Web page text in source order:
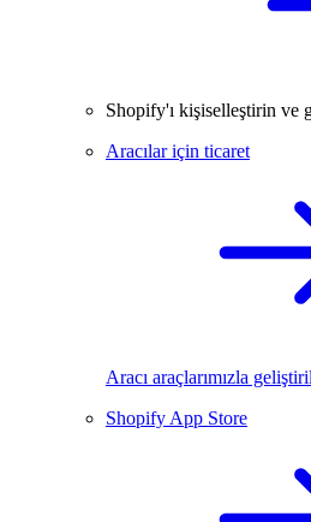
Shopify'ı kişiselleştirin ve
Aracılar için ticaret
Aracı araçlarımızla
Shopify App Store